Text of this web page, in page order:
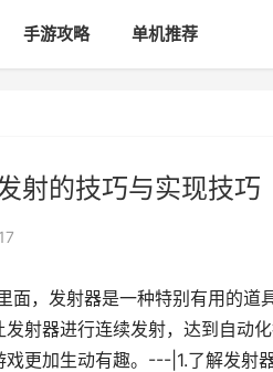
手游攻略 单机推荐
射的技巧与实现技巧
面，发射器是一种特别有用的
射器进行连续发射，达到自动
更加生动有趣。---|1.了解发射